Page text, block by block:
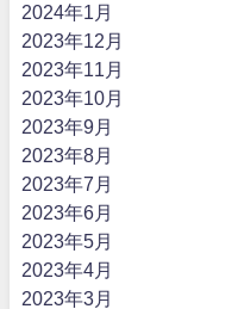
2024年1月
2023年12月
2023年11月
2023年10月
2023年9月
2023年8月
2023年7月
2023年6月
2023年5月
2023年4月
2023年3月